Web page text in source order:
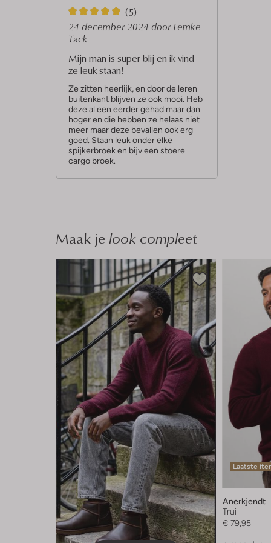
5
S
t
e
r
r
e
n
(5)
24 december 2024 door Femke
Tack
Mijn man is super blij en ik vind
ze leuk staan!
Ze zitten heerlijk, en door de leren
buitenkant blijven ze ook mooi. Heb
deze al een eerder gehad maar dan
hoger en die hebben ze helaas niet
meer maar deze bevallen ook erg
goed. Staan leuk onder elke
spijkerbroek en bijv een stoere
cargo broek.
Maak je look compleet
Laatste
Anerkjendt
Trui
€ 79,95